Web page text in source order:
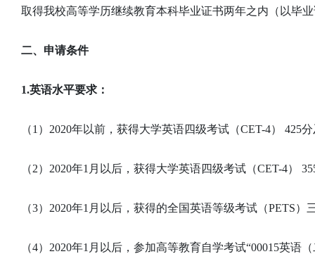
取得我校高等学历继续教育本科毕业证书两年之内（以毕
二、申请条件
1.英语水平要求：
（1）2020年以前，获得大学英语四级考试（CET-4） 425
（2）2020年1月以后，获得大学英语四级考试（CET-4）
（3）2020年1月以后，获得的全国英语等级考试（PETS）
（4）2020年1月以后，参加高等教育自学考试“00015英语